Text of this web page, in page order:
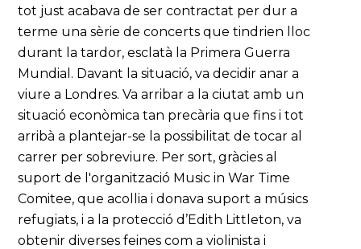
tot just acabava de ser contractat per dur a
terme una sèrie de concerts que tindrien lloc
durant la tardor, esclatà la Primera Guerra
Mundial. Davant la situació, va decidir anar a
viure a Londres. Va arribar a la ciutat amb un
situació econòmica tan precària que fins i tot
arribà a plantejar-se la possibilitat de tocar al
carrer per sobreviure. Per sort, gràcies al
suport de l'organització Music in War Time
Comitee, que acollia i donava suport a músics
refugiats, i a la protecció d’Edith Littleton, va
obtenir diverses feines com a violinista i